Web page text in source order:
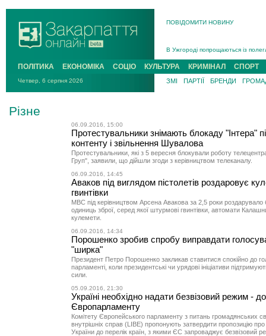
ПОВІДОМИТИ НОВИНУ
В Ужгороді попрощаються із
В Ужгороді 5 серпня
Підтвердили загибель
На війні з рф поліг військовий з
ПОЛІТИКА ЕКОНОМІКА СОЦІО КУЛЬТУРА КРИМІНАЛ СПОРТ
Четвер, 6 серпня 2026 ЗМІ ПАРТІЇ БРЕНДИ
Різне
06.09.2016, 15:00
Протестувальники знімають блокаду "Інтера"
контенту і звільнення Шувалова
Протестувальники, які з 5 вересня блокували роботу
Груп", заявили, що дійшли згоди з керівництвом телеканалу.
06.09.2016, 14:45
Аваков під виглядом пістолетів роздаровує
гвинтівки
МВС під керівництвом Арсена Авакова за 2,5 роки роздарувало
одиниць зброї, серед якої штурмові гвинтівки, автомати
кулемети.
06.09.2016, 14:34
Порошенко зробив спробу виправдати
"ширка"
Президент Петро Порошенко закликав ставитися спокійно до
парламенті, коли президентські чи урядові ініціативи
сили.
05.09.2016, 21:30
Україні необхідно надати безвізовий режим -
Європарламенту
Комітету Європейського парламенту з питань громадянських
внутрішніх справ (LIBE) пропонують затвердити пропозицію
України до перелік країн, з якими ЄС запроваджує безвізовий